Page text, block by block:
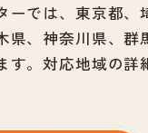
ーでは、東京都、
県、神奈川県、群
。 対応地域の詳